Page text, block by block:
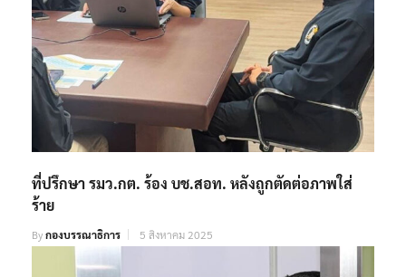
ที่ปรึกษา รมว.กต. ร้อง บช.สอท. หลังถูกตัดต่อภาพใส่
ร้าย
Byกองบรรณาธิการ 5 สิงหาคม 2025